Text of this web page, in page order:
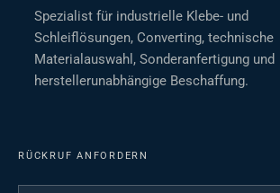
Spezialist für industrielle Klebe- und
Schleiflösungen, Converting, technische
Materialauswahl, Sonderanfertigung und
herstellerunabhängige Beschaffung.
RÜCKRUF ANFORDERN